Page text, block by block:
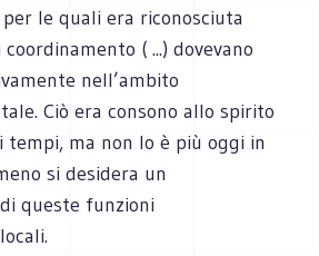
le quali era riconosciuta
( ...) dovevano
nell’ambito
Ciò era consono allo spirito
tempi, ma non lo è più oggi in
si desidera un
queste funzioni